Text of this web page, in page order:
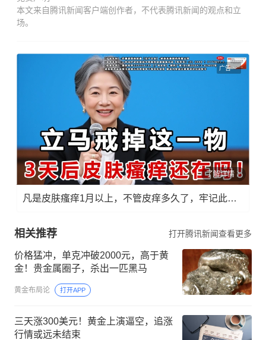
本文来自腾讯新闻客户端创作者，不代表腾讯新闻的观点和立
场。
广告
了解详情
凡是皮肤瘙痒1月以上，不管皮痒多久了，牢记此法，快！准！狠！
相关推荐 打开腾讯新闻查看更多
价格猛冲，单克冲破2000元，高于黄
金！贵金属圈子，杀出一匹黑马
黄金布局论 打开APP
三天涨300美元！黄金上演逼空，追涨
行情或远未结束